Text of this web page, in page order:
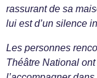
rassurant de sa
lui est d’un silence
Les personnes
Théâtre National ont